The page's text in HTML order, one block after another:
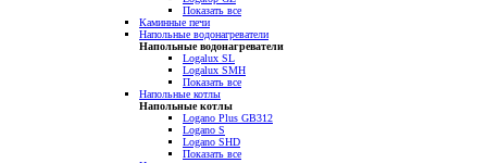
Показать все
Каминные печи
Напольные водонагреватели
Напольные водонагреватели
Logalux SL
Logalux SMH
Показать все
Напольные котлы
Напольные котлы
Logano Plus GB312
Logano S
Logano SHD
Показать все